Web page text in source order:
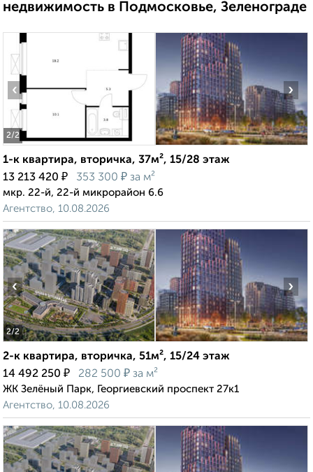
недвижимость в Подмосковье, Зеленограде
2/2
‹ ›
1-к квартира, вторичка, 37м², 15/28 этаж
13 213 420 ₽ 353 300 ₽ за м²
мкр. 22-й, 22-й микрорайон 6.6
Агентство, 10.08.2026
2/2
‹ ›
2-к квартира, вторичка, 51м², 15/24 этаж
14 492 250 ₽ 282 500 ₽ за м²
ЖК Зелёный Парк, Георгиевский проспект 27к1
Агентство, 10.08.2026